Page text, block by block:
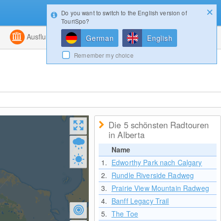
Kombiniert
Ausflugsziele Magazin
Die 5 schönsten Radtouren
in Alberta
Name
1. Edworthy Park nach Calgary
2. Rundle Riverside Radweg
3. Prairie View Mountain Radweg
4. Banff Legacy Trail
5. The Toe
Login
Do you want to switch to the English version of
TouriSpo?
German English
Remember my choice
Konfigurator Gewinnspiele